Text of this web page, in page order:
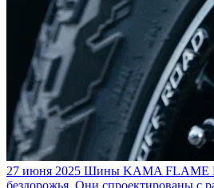
27 июня 2025 Шины KAMA FLAME M/
бездорожья. Они спроектированы с